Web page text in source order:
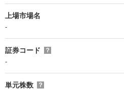
上場市場名
-
証券コード ？
-
単元株数 ？